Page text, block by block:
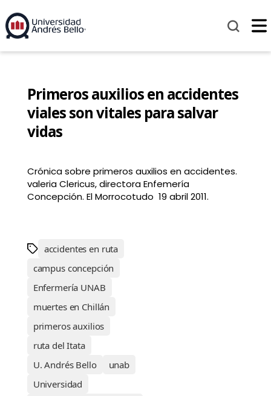
Primeros auxilios en accidentes
viales son vitales para salvar
vidas
Crónica sobre primeros auxilios en accidentes.
valeria Clericus, directora Enfemería
Concepción. El Morrocotudo 19 abril 2011.
accidentes en ruta
campus concepción
Enfermería UNAB
muertes en Chillán
primeros auxilios
ruta del Itata
U. Andrés Bello
unab
Universidad